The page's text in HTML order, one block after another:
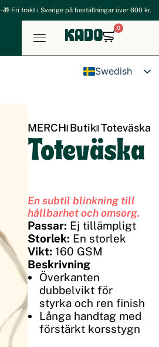
🎁 Fri frakt i Sverige på beställningar över 600 kr.
0
Swedish
MERCH Butik Toteväska
Toteväska
En subtil blinkning till
hållbarhet och omsorg.
Passar: Ej tillämpligt
Storlek: En storlek
Vikt: 160 GSM
Beskrivning
Överkanten
dubbelvikt för
styrka och ren finish
Långa handtag med
förstärkt korsstygn